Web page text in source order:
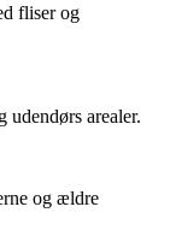
fliser og
udendørs arealer.
og ældre